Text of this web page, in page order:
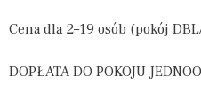
Cena dla 2–19 osób (pokój
DOPŁATA DO POKOJU